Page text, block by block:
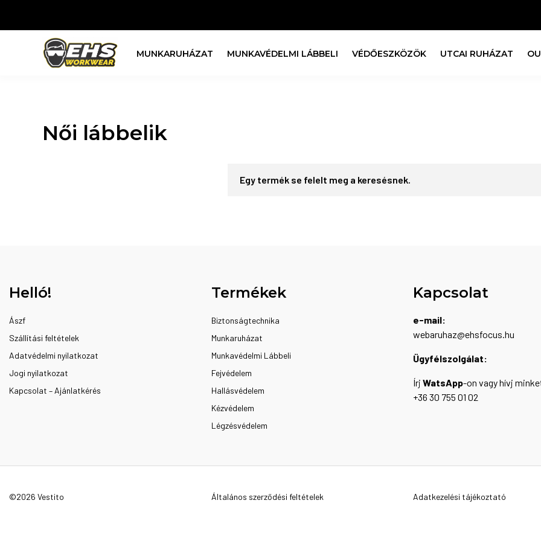
MUNKARUHÁZAT MUNKAVÉDELMI LÁBBELI VÉDŐESZKÖZÖK UTCAI RUHÁZAT
Női lábbelik
Egy termék se felelt meg a keresésnek.
Helló!
Ászf
Szállítási feltételek
Adatvédelmi nyilatkozat
Jogi nyilatkozat
Kapcsolat – Ajánlatkérés
Termékek
Biztonságtechnika
Munkaruházat
Munkavédelmi Lábbeli
Fejvédelem
Hallásvédelem
Kézvédelem
Légzésvédelem
Kapcsolat
e-mail:
webaruhaz@ehsfocus.hu
Ügyfélszolgálat:
Írj WatsApp-on vagy hívj
+36 30 755 01 02
©2026 Vestito Általános szerződési feltételek Adatkezelési tájékoztató